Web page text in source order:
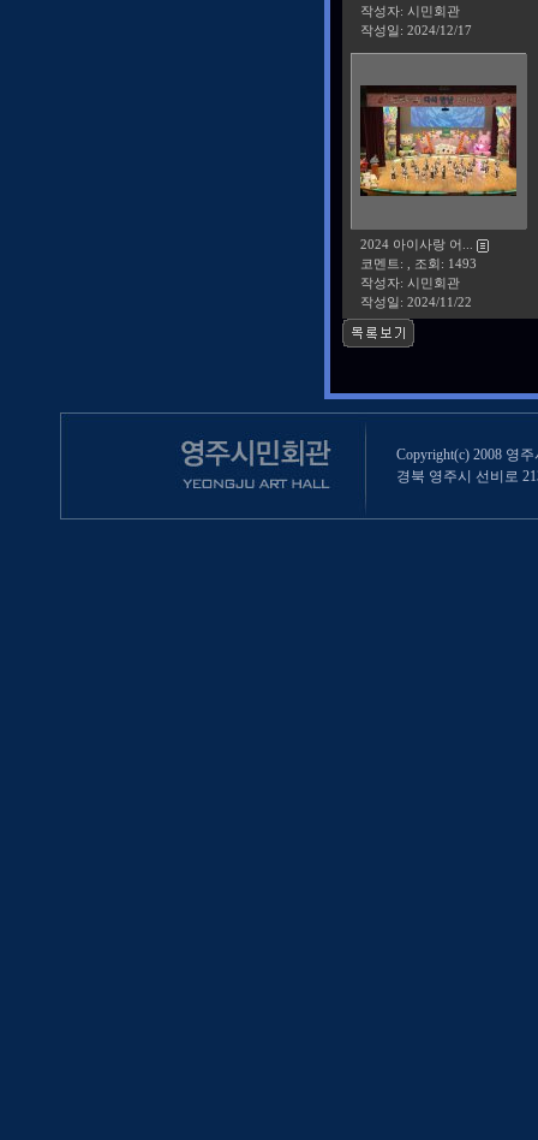
작성자: 시민회관
작성일: 2024/12/17
2024 아이사랑 어...
코멘트: , 조회: 1493
작성자: 시민회관
작성일: 2024/11/22
Copyright(c) 2008 영
경북 영주시 선비로